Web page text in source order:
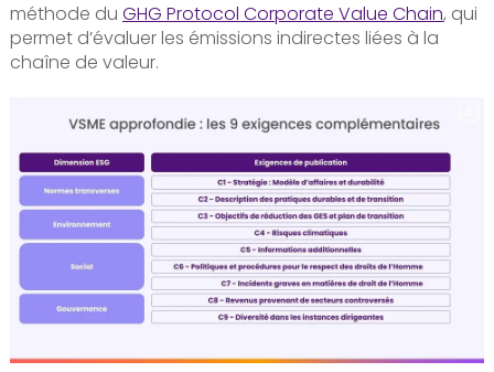
méthode du GHG Protocol Corporate Value Chain, qui
permet d’évaluer les émissions indirectes liées à la
chaîne de valeur.